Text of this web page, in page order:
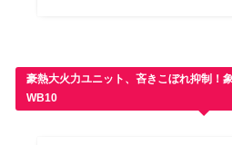
豪熱大火力ユニット、吝きこぼれ抑制！
WB10